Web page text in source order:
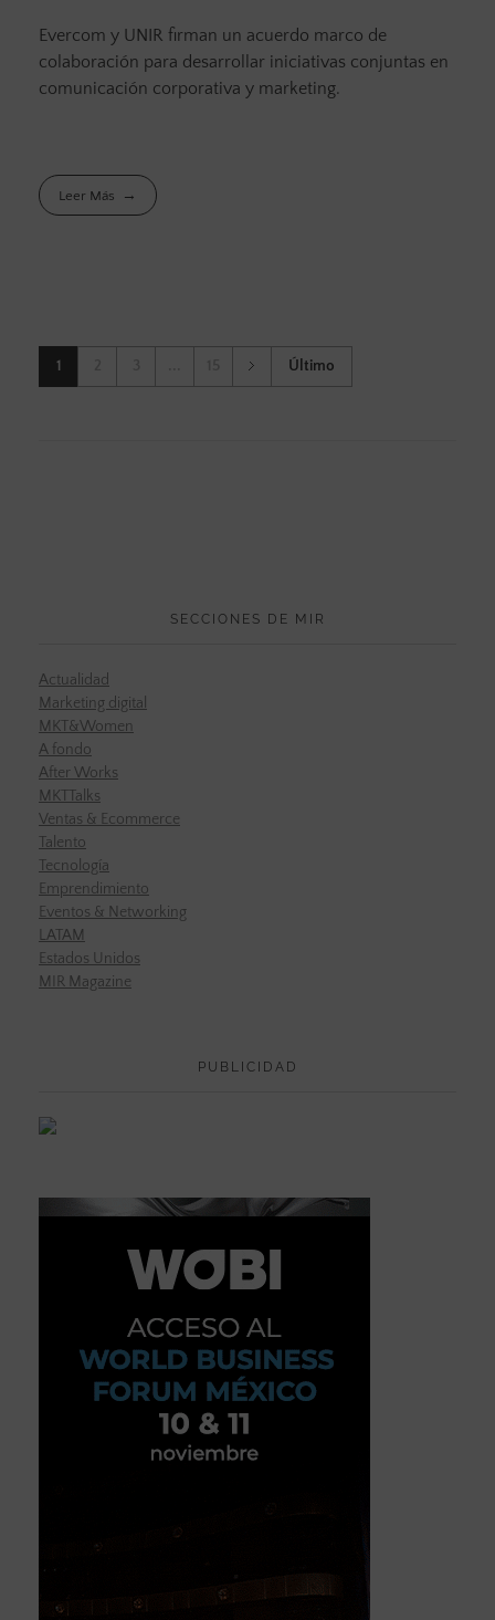
Evercom y UNIR firman un acuerdo marco de
colaboración para desarrollar iniciativas conjuntas en
comunicación corporativa y marketing.
Leer Más
1 Último
SECCIONES DE MIR
Actualidad
Marketing digital
MKT&Women
A fondo
After Works
MKTTalks
Ventas & Ecommerce
Talento
Tecnología
Emprendimiento
Eventos & Networking
LATAM
Estados Unidos
MIR Magazine
PUBLICIDAD